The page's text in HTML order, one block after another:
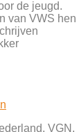
de jeugd.
van VWS hen
VGN,